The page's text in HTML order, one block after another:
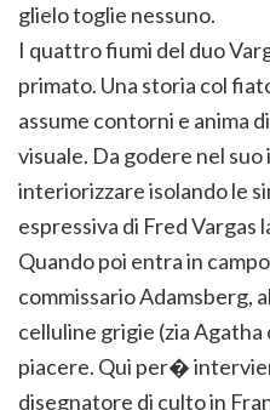
glielo toglie nessuno.
I quattro fiumi del duo
primato. Una storia col
assume contorni e anima
visuale. Da godere nel suo
interiorizzare isolando le
espressiva di Fred Vargas
Quando poi entra in
commissario Adamsberg,
celluline grigie (zia
piacere. Qui per�
disegnatore di culto in